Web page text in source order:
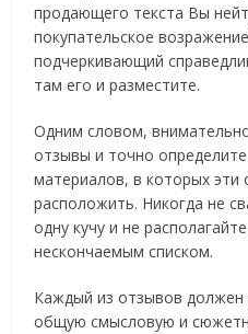
продающего текста Вы
покупательское
подчеркивающий
там его и разместите.
Одним словом,
отзывы и точно
материалов, в которых эти
расположить. Никогда не
одну кучу и не
нескончаемым списком.
Каждый из отзывов должен
общую смысловую и